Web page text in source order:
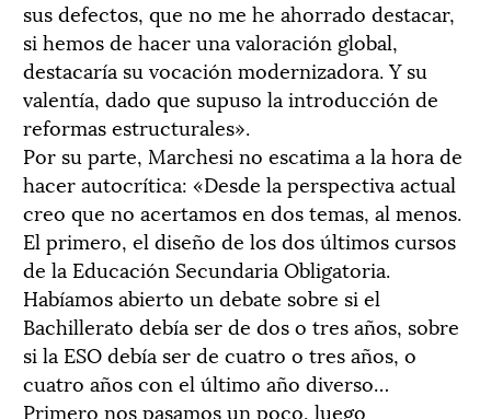
sus defectos, que no me he ahorrado destacar,
si hemos de hacer una valoración global,
destacaría su vocación modernizadora. Y su
valentía, dado que supuso la introducción de
reformas estructurales».
Por su parte, Marchesi no escatima a la hora de
hacer autocrítica: «Desde la perspectiva actual
creo que no acertamos en dos temas, al menos.
El primero, el diseño de los dos últimos cursos
de la Educación Secundaria Obligatoria.
Habíamos abierto un debate sobre si el
Bachillerato debía ser de dos o tres años, sobre
si la ESO debía ser de cuatro o tres años, o
cuatro años con el último año diverso…
Primero nos pasamos un poco, luego